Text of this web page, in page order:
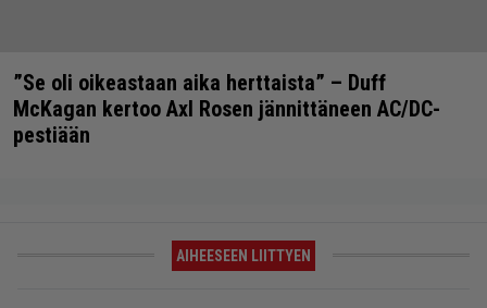
”Se oli oikeastaan aika herttaista” – Duff
McKagan kertoo Axl Rosen jännittäneen AC/DC-
pestiään
AIHEESEEN LIITTYEN